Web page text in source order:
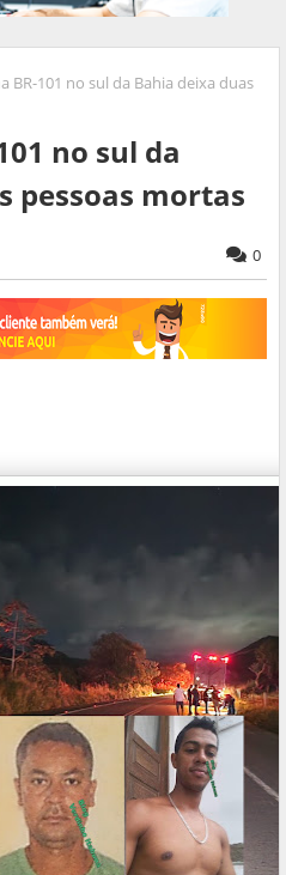
BR-101 no sul da Bahia deixa duas
no sul da
pessoas mortas
0